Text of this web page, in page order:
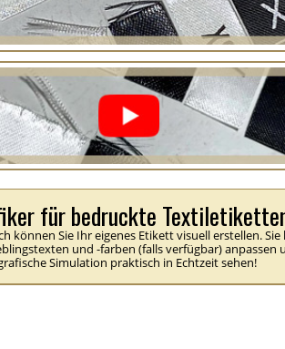
für bedruckte
können Sie Ihr eigenes Etikett visuell erstellen.
und -farben (falls verfügbar) anpassen
Simulation praktisch in Echtzeit sehen!